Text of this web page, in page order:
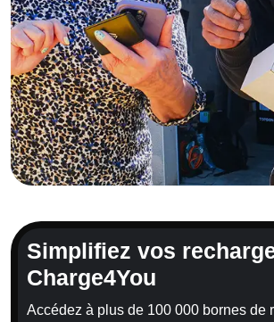
Simplifiez vos
Charge4You
Accédez à plus de 100 000 bornes de